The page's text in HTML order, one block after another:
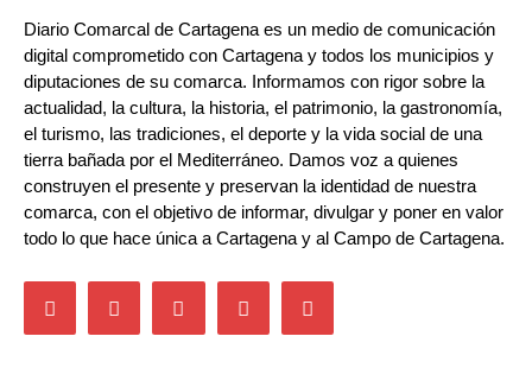
Diario Comarcal de Cartagena es un medio de comunicación
digital comprometido con Cartagena y todos los municipios y
diputaciones de su comarca. Informamos con rigor sobre la
actualidad, la cultura, la historia, el patrimonio, la gastronomía,
el turismo, las tradiciones, el deporte y la vida social de una
tierra bañada por el Mediterráneo. Damos voz a quienes
construyen el presente y preservan la identidad de nuestra
comarca, con el objetivo de informar, divulgar y poner en valor
todo lo que hace única a Cartagena y al Campo de Cartagena.